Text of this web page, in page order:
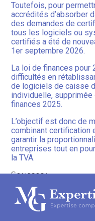
Aller
Toutefois, pour
accrédités d’absorber
des demandes de
tous les logiciels ou
certifiés a été de
1er septembre 2026.
La loi de finances
difficultés en
de logiciels de caisse
individuelle,
finances 2025.
L’objectif est donc de
combinant certification
garantir la
entreprises tout en
la TVA.
Sources :
Loi de finances
2026-103 (article